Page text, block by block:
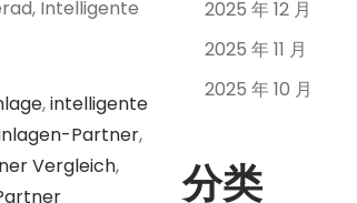
Intelligente
,intelligente
Partner,
Vergleich,
2025 年 12 月
2025 年 11 月
2025 年 10 月
分类